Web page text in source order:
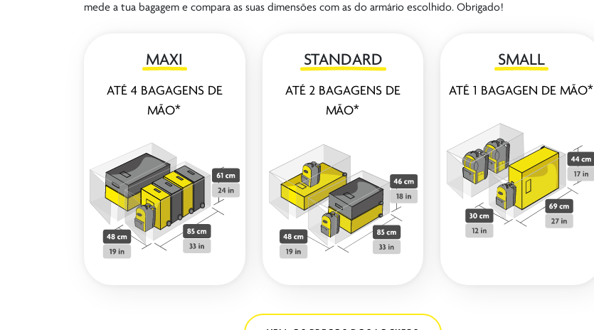
mede a tua bagagem e compara as suas dimensões com as do armário escolhido. Obrigado!
MAXI
ATÉ 4 BAGAGENS DE
MÃO*
STANDARD
ATÉ 2 BAGAGENS DE
MÃO*
SMALL
ATÉ 1 BAGAGEN DE MÃO*